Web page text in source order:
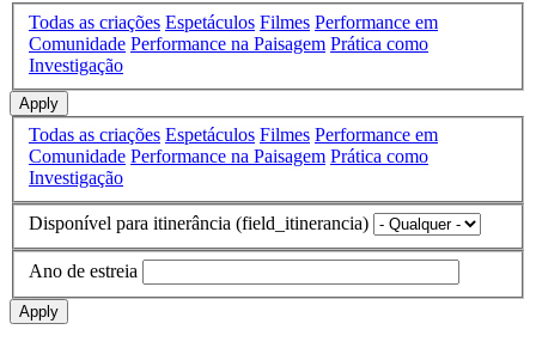
Todas as criações Espetáculos Filmes Performance em
Comunidade Performance na Paisagem Prática como
Investigação
Apply
Todas as criações Espetáculos Filmes Performance em
Comunidade Performance na Paisagem Prática como
Investigação
Disponível para itinerância (field_itinerancia)
Ano de estreia
Apply